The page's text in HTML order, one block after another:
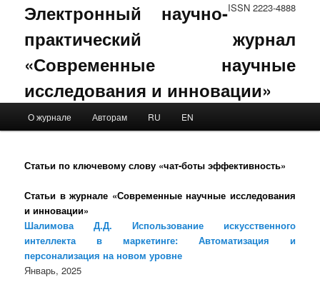
ISSN 2223-4888
Электронный научно-
практический журнал
«Современные научные
исследования и инновации»
Skip to primary content
Skip to secondary content
О журнале Авторам RU EN
Статьи по ключевому слову «чат-боты эффективность»
Статьи в журнале «Современные научные исследования
и инновации»
Шалимова Д.Д. Использование искусственного
интеллекта в маркетинге: Автоматизация и
персонализация на новом уровне
Январь, 2025